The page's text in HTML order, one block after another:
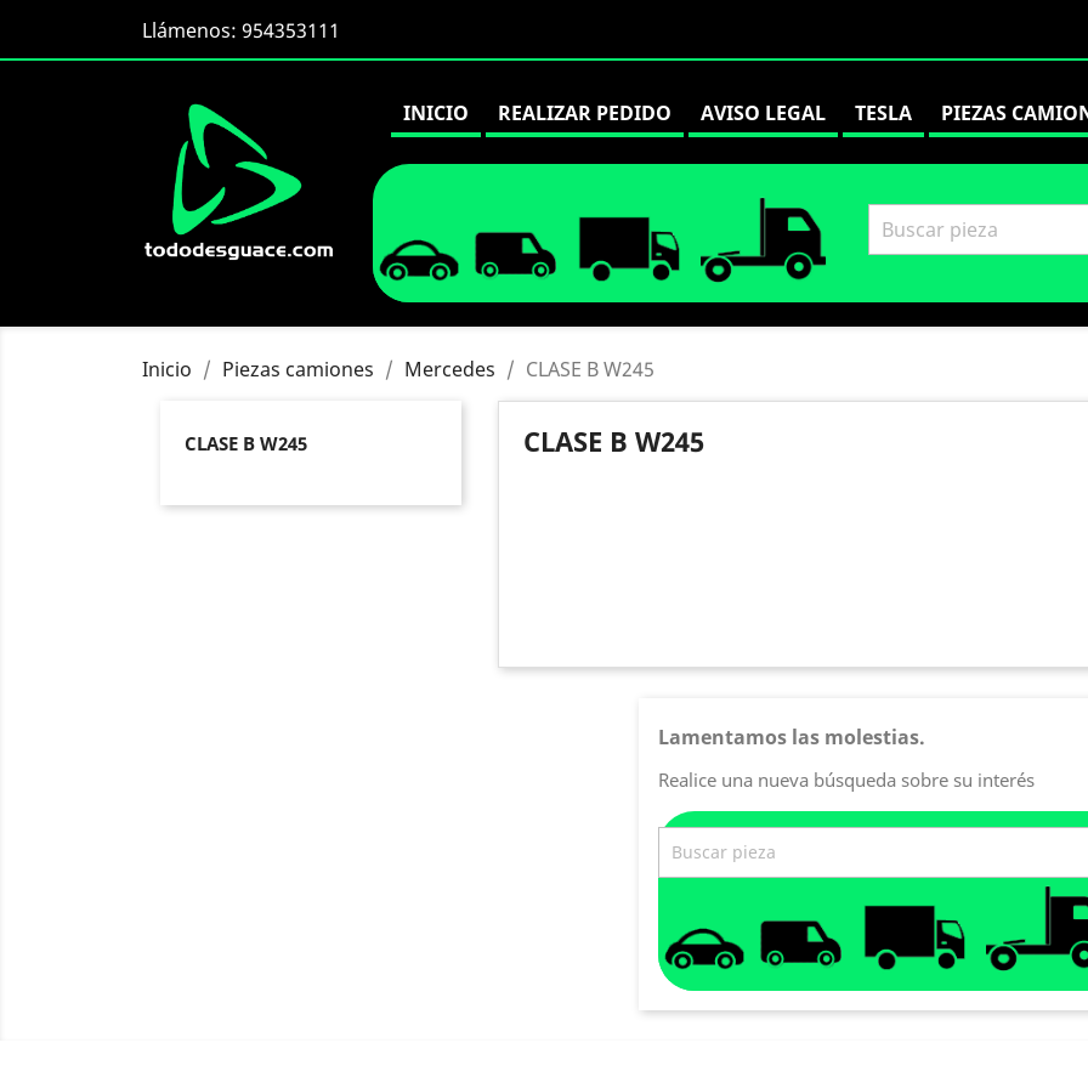
Llámenos: 954353111
INICIO REALIZAR PEDIDO AVISO LEGAL TESLA PIEZAS
Inicio Piezas camiones Mercedes CLASE B W245
CLASE B W245 CLASE B W245
Lamentamos las molestias.
Realice una nueva búsqueda sobre su interés